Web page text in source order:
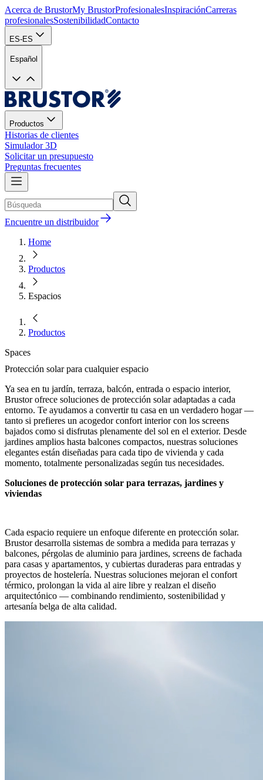
Acerca de BrustorMy BrustorProfesionalesInspiraciónCarreras
profesionalesSostenibilidadContacto
ES-ES
Español
Productos
Historias de clientes
Simulador 3D
Solicitar un presupuesto
Preguntas frecuentes
Encuentre un distribuidor
Home
Productos
Espacios
Productos
Spaces
Protección solar para cualquier espacio
Ya sea en tu jardín, terraza, balcón, entrada o espacio interior,
Brustor ofrece soluciones de protección solar adaptadas a cada
entorno. Te ayudamos a convertir tu casa en un verdadero hogar —
tanto si prefieres un acogedor confort interior con los screens
bajados como si disfrutas plenamente del sol en el exterior. Desde
jardines amplios hasta balcones compactos, nuestras soluciones
elegantes están diseñadas para cada tipo de vivienda y cada
momento, totalmente personalizadas según tus necesidades.
Soluciones de protección solar para terrazas, jardines y
viviendas
Cada espacio requiere un enfoque diferente en protección solar.
Brustor desarrolla sistemas de sombra a medida para terrazas y
balcones, pérgolas de aluminio para jardines, screens de fachada
para casas y apartamentos, y cubiertas duraderas para entradas y
proyectos de hostelería. Nuestras soluciones mejoran el confort
térmico, prolongan la vida al aire libre y realzan el diseño
arquitectónico — combinando rendimiento, sostenibilidad y
artesanía belga de alta calidad.